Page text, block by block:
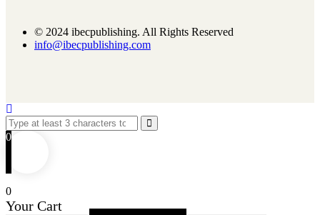
© 2024 ibecpublishing. All Rights Reserved
info@ibecpublishing.com
0
0
Your Cart